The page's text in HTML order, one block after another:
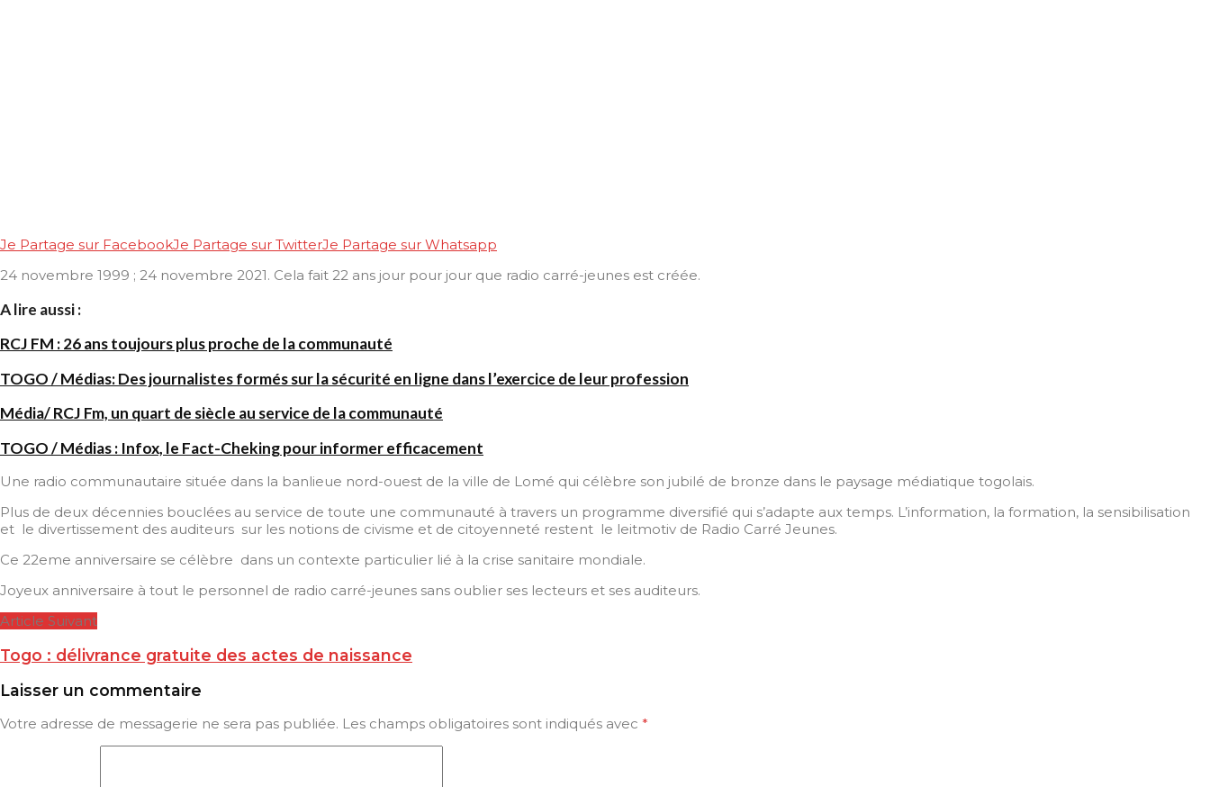
Je Partage sur FacebookJe Partage sur TwitterJe Partage sur Whatsapp
24 novembre 1999 ; 24 novembre 2021. Cela fait 22 ans jour pour jour que radio carré-jeunes est créée.
A lire aussi :
RCJ FM : 26 ans toujours plus proche de la communauté
TOGO / Médias: Des journalistes formés sur la sécurité en ligne dans l’exercice de leur profession
Média/ RCJ Fm, un quart de siècle au service de la communauté
TOGO / Médias : Infox, le Fact-Cheking pour informer efficacement
Une radio communautaire située dans la banlieue nord-ouest de la ville de Lomé qui célèbre son jubilé de bronze dans le paysage médiatique togolais.
Plus de deux décennies bouclées au service de toute une communauté à travers un programme diversifié qui s’adapte aux temps. L’information, la formation, la sensibilisation
et le divertissement des auditeurs sur les notions de civisme et de citoyenneté restent le leitmotiv de Radio Carré Jeunes.
Ce 22eme anniversaire se célèbre dans un contexte particulier lié à la crise sanitaire mondiale.
Joyeux anniversaire à tout le personnel de radio carré-jeunes sans oublier ses lecteurs et ses auditeurs.
Article Suivant
Togo : délivrance gratuite des actes de naissance
Laisser un commentaire
Votre adresse de messagerie ne sera pas publiée. Les champs obligatoires sont indiqués avec *